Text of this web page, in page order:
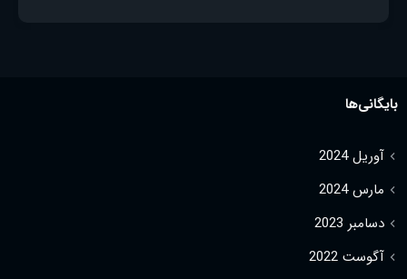
بایگانی‌ها
آوریل 2024
مارس 2024
دسامبر 2023
آگوست 2022